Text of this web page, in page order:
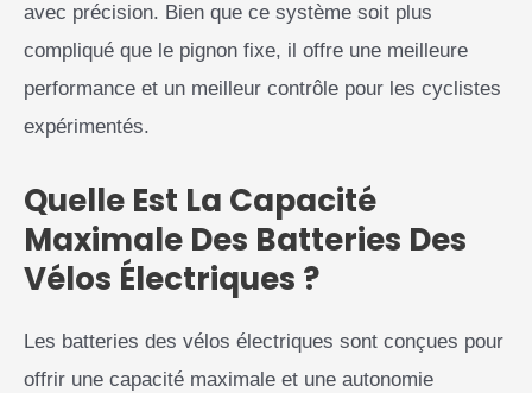
avec précision. Bien que ce système soit plus
compliqué que le pignon fixe, il offre une meilleure
performance et un meilleur contrôle pour les cyclistes
expérimentés.
Quelle Est La Capacité
Maximale Des Batteries Des
Vélos Électriques ?
Les batteries des vélos électriques sont conçues pour
offrir une capacité maximale et une autonomie